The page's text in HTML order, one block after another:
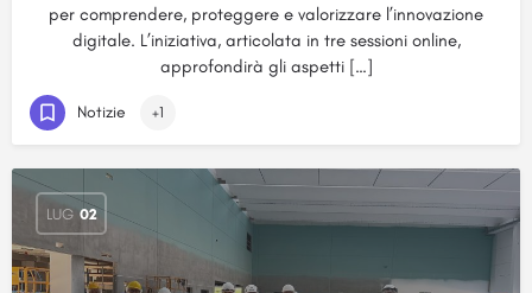
per comprendere, proteggere e valorizzare l’innovazione
digitale. L’iniziativa, articolata in tre sessioni online,
approfondirà gli aspetti […]
Notizie +1
LUG 02